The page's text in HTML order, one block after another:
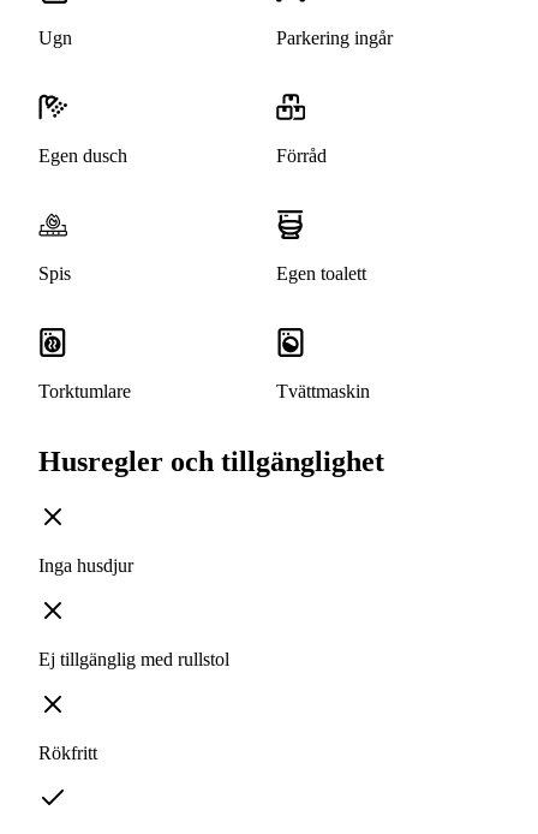
Ugn Parkering ingår
Egen dusch Förråd
Spis Egen toalett
Torktumlare Tvättmaskin
Husregler och tillgänglighet
Inga husdjur
Ej tillgänglig med rullstol
Rökfritt